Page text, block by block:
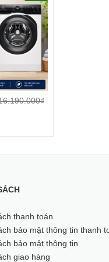
NA-24VDG1BVT?
cùng dịch vụ từ Điện Máy
kg NA-24VDG1BVT
vận
thanh toán
bảo mật thông tin thanh
bảo mật thông tin
giao hàng